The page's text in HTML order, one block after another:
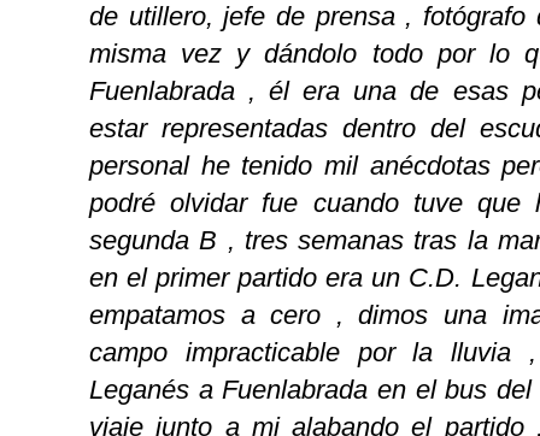
de utillero, jefe de prensa ,
misma vez y dándolo todo por lo
Fuenlabrada , él era una de esas
estar representadas dentro del
personal he tenido mil anécdotas
podré olvidar fue cuando tuve que
segunda B , tres semanas tras la
en el primer partido era un C.D.
empatamos a cero , dimos una
campo impracticable por la
Leganés a Fuenlabrada en el bus
viaje junto a mi alabando el partido